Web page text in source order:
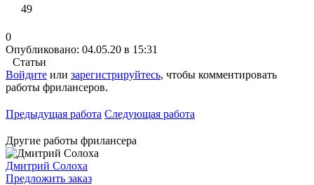
49
0
Опубликовано: 04.05.20 в 15:31
Статьи
Войдите или зарегистрируйтесь, чтобы комментировать
работы фрилансеров.
Предыдущая работа Следующая работа
Другие работы фрилансера
Дмитрий Солоха
Предложить заказ